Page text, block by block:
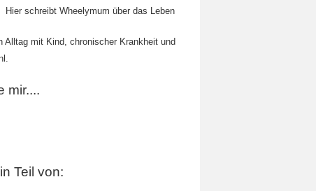
Hier schreibt Wheelymum über das Leben
Alltag mit Kind, chronischer Krankheit und
mir....
Teil von: